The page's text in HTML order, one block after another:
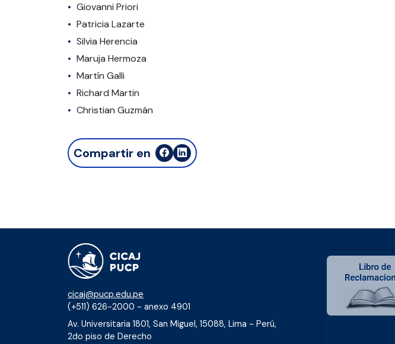
Giovanni Priori
Patricia Lazarte
Silvia Herencia
Maruja Hermoza
Martín Galli
Richard Martin
Christian Guzmán
Compartir en
cicaj@pucp.edu.pe
(+511) 626-2000 - anexo 4901
Av. Universitaria 1801, San Miguel, 15088, Lima - Perú,
2do piso de Derecho